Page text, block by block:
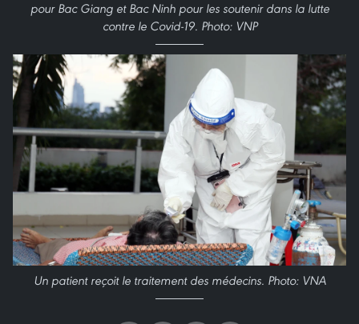
pour Bac Giang et Bac Ninh pour les soutenir dans la lutte
contre le Covid-19. Photo: VNP
Un patient reçoit le traitement des médecins. Photo: VNA